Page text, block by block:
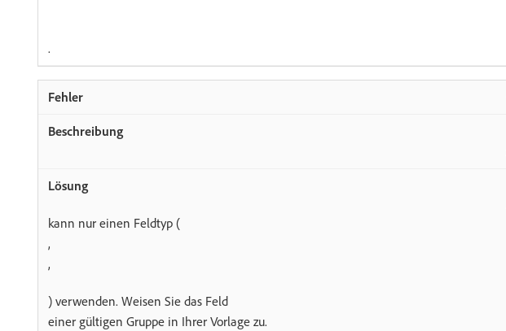
.
kann nur einen Feldtyp (
,
,
) verwenden. Weisen Sie das Feld
einer gültigen Gruppe in Ihrer Vorlage zu.